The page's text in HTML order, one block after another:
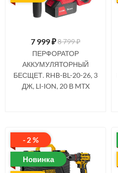
7 999₽8 799 ₽
ПЕРФОРАТОР
АККУМУЛЯТОРНЫЙ
БЕСЩЕТ. RHB-BL-20-26, 3
ДЖ, LI-ION, 20 В MTX
- 2 %
Новинка